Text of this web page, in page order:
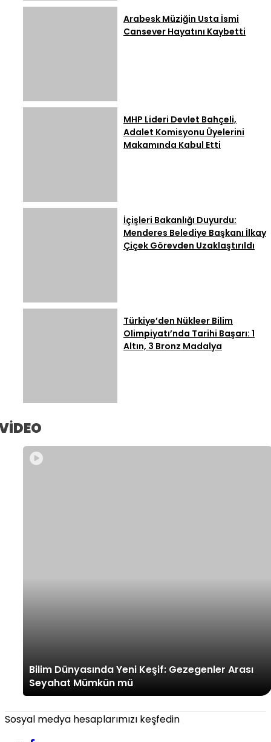
Arabesk Müziğin Usta İsmi
Cansever Hayatını Kaybetti
MHP Lideri Devlet Bahçeli,
Adalet Komisyonu Üyelerini
Makamında Kabul Etti
İçişleri Bakanlığı Duyurdu:
Menderes Belediye Başkanı İlkay
Çiçek Görevden Uzaklaştırıldı
Türkiye’den Nükleer Bilim
Olimpiyatı’nda Tarihi Başarı: 1
Altın, 3 Bronz Madalya
Bilim Dünyasında Yeni Keşif: Gezegenler Arası
Seyahat Mümkün mü
Sosyal medya hesaplarımızı keşfedin